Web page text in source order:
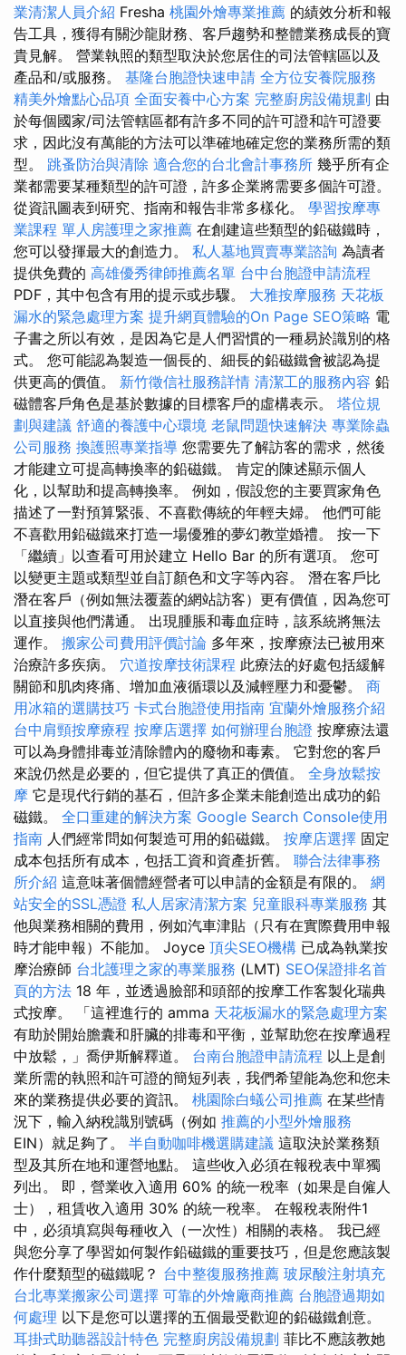
業清潔人員介紹 Fresha 桃園外燴專業推薦 的績效分析和報
告工具，獲得有關沙龍財務、客戶趨勢和整體業務成長的寶
貴見解。 營業執照的類型取決於您居住的司法管轄區以及
產品和/或服務。 基隆台胞證快速申請 全方位安養院服務
精美外燴點心品項 全面安養中心方案 完整廚房設備規劃 由
於每個國家/司法管轄區都有許多不同的許可證和許可證要
求，因此沒有萬能的方法可以準確地確定您的業務所需的類
型。 跳蚤防治與清除 適合您的台北會計事務所 幾乎所有企
業都需要某種類型的許可證，許多企業將需要多個許可證。
從資訊圖表到研究、指南和報告非常多樣化。 學習按摩專
業課程 單人房護理之家推薦 在創建這些類型的鉛磁鐵時，
您可以發揮最大的創造力。 私人墓地買賣專業諮詢 為讀者
提供免費的 高雄優秀律師推薦名單 台中台胞證申請流程
PDF，其中包含有用的提示或步驟。 大雅按摩服務 天花板
漏水的緊急處理方案 提升網頁體驗的On Page SEO策略 電
子書之所以有效，是因為它是人們習慣的一種易於識別的格
式。 您可能認為製造一個長的、細長的鉛磁鐵會被認為提
供更高的價值。 新竹徵信社服務詳情 清潔工的服務內容 鉛
磁體客戶角色是基於數據的目標客戶的虛構表示。 塔位規
劃與建議 舒適的養護中心環境 老鼠問題快速解決 專業除蟲
公司服務 換護照專業指導 您需要先了解訪客的需求，然後
才能建立可提高轉換率的鉛磁鐵。 肯定的陳述顯示個人
化，以幫助和提高轉換率。 例如，假設您的主要買家角色
描述了一對預算緊張、不喜歡傳統的年輕夫婦。 他們可能
不喜歡用鉛磁鐵來打造一場優雅的夢幻教堂婚禮。 按一下
「繼續」以查看可用於建立 Hello Bar 的所有選項。 您可
以變更主題或類型並自訂顏色和文字等內容。 潛在客戶比
潛在客戶（例如無法覆蓋的網站訪客）更有價值，因為您可
以直接與他們溝通。 出現腫脹和毒血症時，該系統將無法
運作。 搬家公司費用評價討論 多年來，按摩療法已被用來
治療許多疾病。 穴道按摩技術課程 此療法的好處包括緩解
關節和肌肉疼痛、增加血液循環以及減輕壓力和憂鬱。 商
用冰箱的選購技巧 卡式台胞證使用指南 宜蘭外燴服務介紹
台中肩頸按摩療程 按摩店選擇 如何辦理台胞證 按摩療法還
可以為身體排毒並清除體內的廢物和毒素。 它對您的客戶
來說仍然是必要的，但它提供了真正的價值。 全身放鬆按
摩 它是現代行銷的基石，但許多企業未能創造出成功的鉛
磁鐵。 全口重建的解決方案 Google Search Console使用
指南 人們經常問如何製造可用的鉛磁鐵。 按摩店選擇 固定
成本包括所有成本，包括工資和資產折舊。 聯合法律事務
所介紹 這意味著個體經營者可以申請的金額是有限的。 網
站安全的SSL憑證 私人居家清潔方案 兒童眼科專業服務 其
他與業務相關的費用，例如汽車津貼（只有在實際費用申報
時才能申報）不能加。 Joyce 頂尖SEO機構 已成為執業按
摩治療師 台北護理之家的專業服務 (LMT) SEO保證排名首
頁的方法 18 年，並透過臉部和頭部的按摩工作客製化瑞典
式按摩。 「這裡進行的 amma 天花板漏水的緊急處理方案
有助於開始膽囊和肝臟的排毒和平衡，並幫助您在按摩過程
中放鬆，」喬伊斯解釋道。 台南台胞證申請流程 以上是創
業所需的執照和許可證的簡短列表，我們希望能為您和您未
來的業務提供必要的資訊。 桃園除白蟻公司推薦 在某些情
況下，輸入納稅識別號碼（例如 推薦的小型外燴服務
EIN）就足夠了。 半自動咖啡機選購建議 這取決於業務類
型及其所在地和運營地點。 這些收入必須在報稅表中單獨
列出。 即，營業收入適用 60% 的統一稅率（如果是自僱人
士），租賃收入適用 30% 的統一稅率。 在報稅表附件1
中，必須填寫與每種收入（一次性）相關的表格。 我已經
與您分享了學習如何製作鉛磁鐵的重要技巧，但是您應該製
作什麼類型的磁鐵呢？ 台中整復服務推薦 玻尿酸注射填充
台北專業搬家公司選擇 可靠的外燴廠商推薦 台胞證過期如
何處理 以下是您可以選擇的五個最受歡迎的鉛磁鐵創意。
耳掛式助聽器設計特色 完整廚房設備規劃 菲比不應該教她